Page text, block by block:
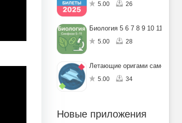
5.00 26
Биология 5 6 7 8 9 10 11
5.00 28
Летающие оригами самолётики
5.00 34
Новые приложения